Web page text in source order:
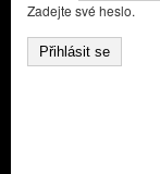
Zadejte své heslo.